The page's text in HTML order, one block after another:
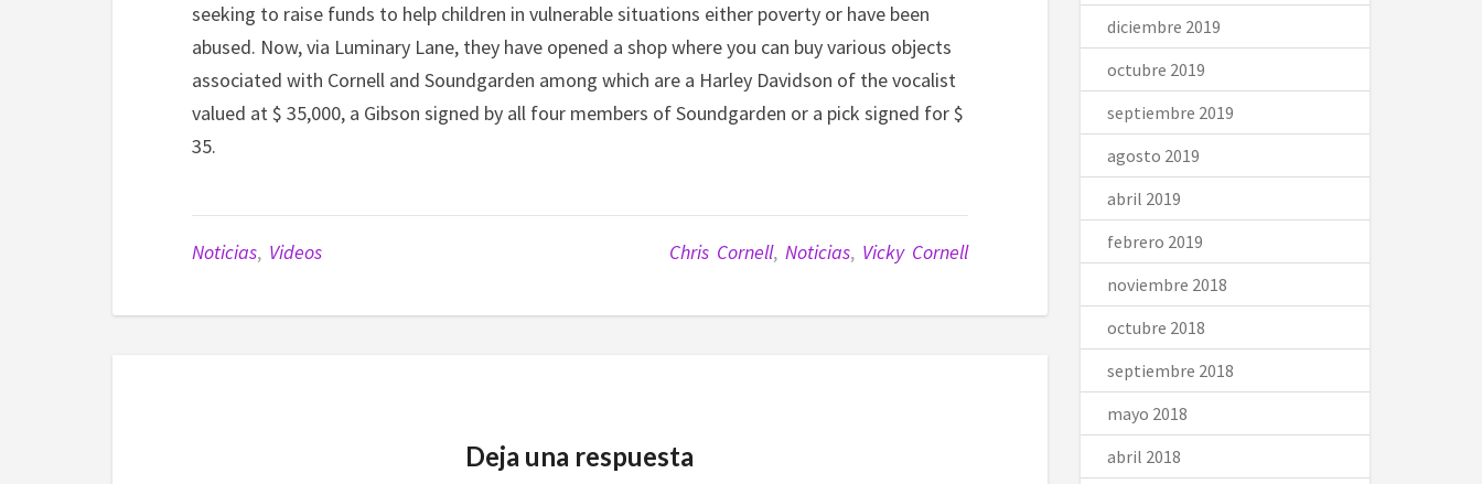
seeking to raise funds to help children in vulnerable situations either poverty or have been
abused. Now, via Luminary Lane, they have opened a shop where you can buy various objects
associated with Cornell and Soundgarden among which are a Harley Davidson of the vocalist
valued at $ 35,000, a Gibson signed by all four members of Soundgarden or a pick signed for $
35.
Noticias, Videos Chris Cornell, Noticias, Vicky Cornell
Deja una respuesta
diciembre 2019
octubre 2019
septiembre 2019
agosto 2019
abril 2019
febrero 2019
noviembre 2018
octubre 2018
septiembre 2018
mayo 2018
abril 2018